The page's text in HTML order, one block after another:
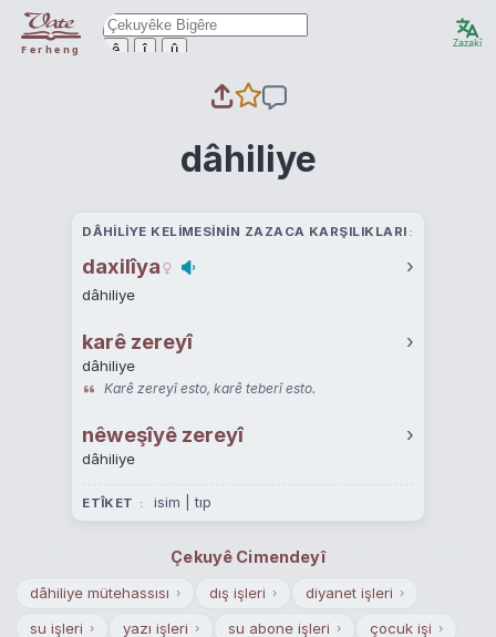
Ferheng ê î û Zazakî
dâhiliye
DÂHILIYE KELIMESININ ZAZACA KARŞILIKLARI
daxilîya ›
dâhiliye
karê zereyî ›
dâhiliye
Karê zereyî esto, karê teberî esto.
nêweşîyê zereyî ›
dâhiliye
ETÎKET isim | tıp
Çekuyê Cimendeyî
dâhiliye mütehassısı › dış işleri › diyanet işleri ›
su işleri › yazı işleri › su abone işleri › çocuk işi ›